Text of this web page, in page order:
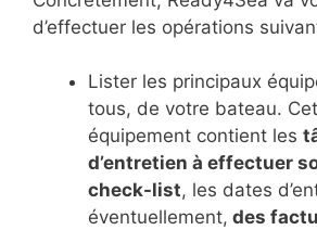
d’effectuer les opérations
Lister les principaux
tous, de votre bateau.
équipement contient les
d’entretien à effectuer
check-list, les dates
éventuellement, des